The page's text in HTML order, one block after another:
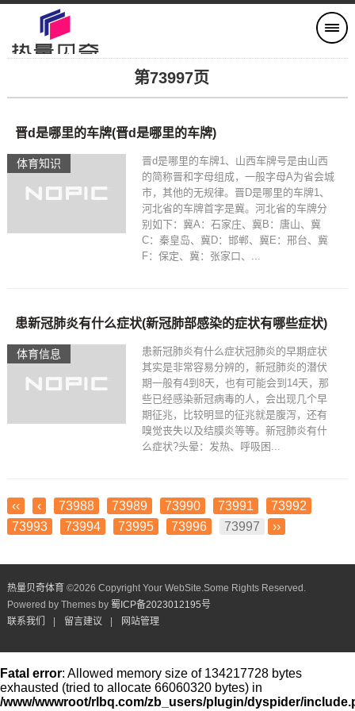
第73997页
体育知识
晋d是哪里的车牌(晋d是哪里的车牌)
晋d是哪里的车牌1、山西车牌号是由山西
的简称晋和字母组成，一般字母A为省会城
市，其他的无规律。晋D是哪里的车牌1、
河北省的车牌首字是冀。河北省的车牌分
别如下：冀A：石家庄、冀B：唐山、冀
C：秦皇岛、冀D：邯郸、冀E：邢台、冀
F：保定、冀：张家口、...
体育信息
患新冠肺炎有什么症状(新冠肺部感染的症状有哪些症状)
患新冠肺炎有什么症状冠肺炎的早期症状
其实是非常容易分辨的，新冠肺炎的潜伏
期一般有4到8天，也有可能会到14天，那
些已经感染新冠病毒的人，会出现几个早
期征兆，比较明显的征兆就是腹泻，还有
嗅觉丧失以及结膜炎等等。新冠肺炎有什
么症状?头晕：发热、呼吸困...
‹‹ ‹ 73988 73989 73990 73991
73992
73993
73994 73995 73996 73997 ››
热量贝奇体育 ©2026 Copyright Your WebSite.Some Rights Reserved.
Powered by Themes by 蜀ICP备2023012195号
联系我们
留言建议 网站管理
Fatal error: Allowed memory size of 134217728 bytes
exhausted (tried to allocate 66060320 bytes) in
/www/wwwroot/rlbq.com/zb_users/plugin/dyspider/